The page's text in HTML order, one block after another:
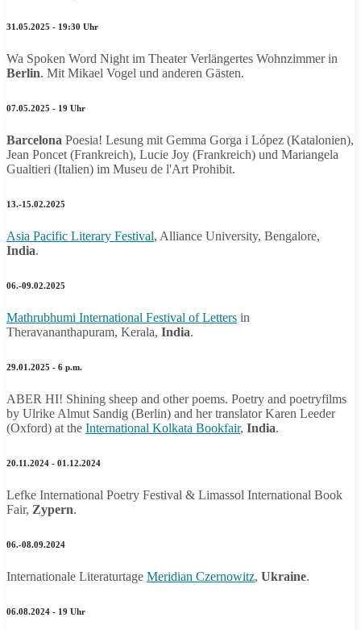
31.05.2025 - 19:30 Uhr
Wa Spoken Word Night im Theater Verlängertes Wohnzimmer in
Berlin. Mit Mikael Vogel und anderen Gästen.
07.05.2025 - 19 Uhr
Barcelona Poesia! Lesung mit Gemma Gorga i López (Katalonien),
Jean Poncet (Frankreich), Lucie Joy (Frankreich) und Mariangela
Gualtieri (Italien) im Museu de l'Art Prohibit.
13.-15.02.2025
Asia Pacific Literary Festival, Alliance University, Bengalore,
India.
06.-09.02.2025
Mathrubhumi International Festival of Letters in
Theravananthapuram, Kerala, India.
29.01.2025 - 6 p.m.
ABER HI! Shining sheep and other poems. Poetry and poetryfilms
by Ulrike Almut Sandig (Berlin) and her translator Karen Leeder
(Oxford) at the International Kolkata Bookfair, India.
20.11.2024 - 01.12.2024
Lefke International Poetry Festival & Limassol International Book
Fair, Zypern.
06.-08.09.2024
Internationale Literaturtage Meridian Czernowitz, Ukraine.
06.08.2024 - 19 Uhr